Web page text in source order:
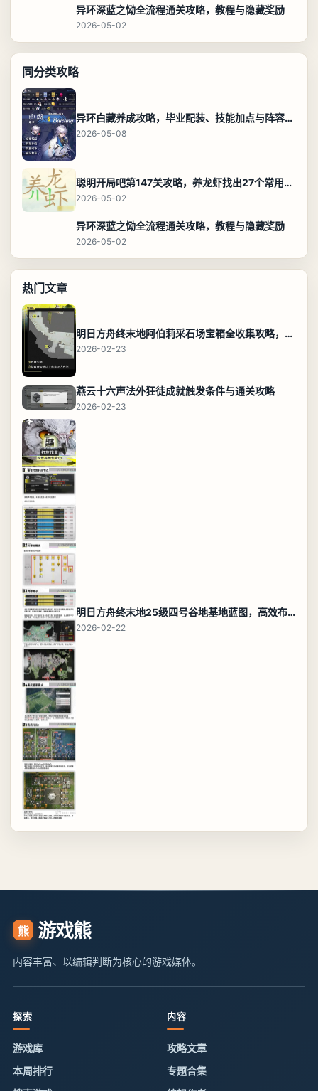
异环深蓝之恸全流程通关攻略，教程与隐藏奖励
2026-05-02
同分类攻略
异环白藏养成攻略，毕业配装、技能加点与阵容搭配保姆级解析
2026-05-08
聪明开局吧第147关攻略，养龙虾找出27个常用字通关答案
2026-05-02
异环深蓝之恸全流程通关攻略，教程与隐藏奖励
2026-05-02
热门文章
明日方舟终末地阿伯莉采石场宝箱全收集攻略，全点位分布图与路线
2026-02-23
燕云十六声法外狂徒成就触发条件与通关攻略
2026-02-23
明日方舟终末地25级四号谷地基地蓝图，高效布局规划
2026-02-22
熊 游戏熊
内容丰富、以编辑判断为核心的游戏媒体。
探索
游戏库
本周排行
内容
攻略文章
专题合集